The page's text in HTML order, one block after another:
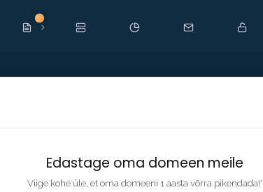
Uus
Edastage oma domeen meile
Viige kohe üle, et oma domeeni 1 aasta võrra pikendada!*